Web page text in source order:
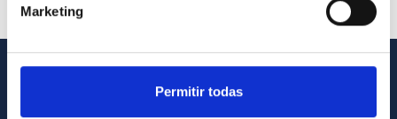
Marketing
Permitir todas